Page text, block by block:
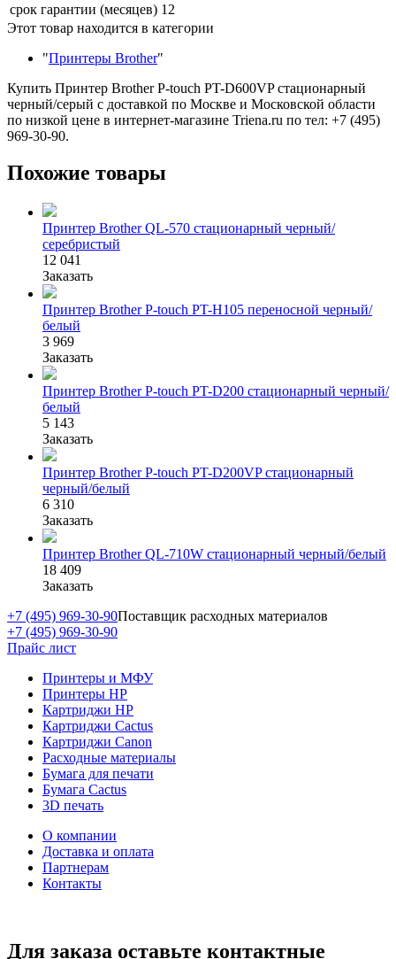
срок гарантии (месяцев) 12
Этот товар находится в категории
"Принтеры Brother"
Купить Принтер Brother P-touch PT-D600VP стационарный
черный/серый с доставкой по Москве и Московской области
по низкой цене в интернет-магазине Triena.ru по тел: +7 (495)
969-30-90.
Похожие товары
Принтер Brother QL-570 стационарный черный/
серебристый
12 041
Заказать
Принтер Brother P-touch PT-H105 переносной черный/
белый
3 969
Заказать
Принтер Brother P-touch PT-D200 стационарный черный/
белый
5 143
Заказать
Принтер Brother P-touch PT-D200VP стационарный
черный/белый
6 310
Заказать
Принтер Brother QL-710W стационарный черный/белый
18 409
Заказать
+7 (495) 969-30-90Поставщик расходных материалов
+7 (495) 969-30-90
Прайс лист
Принтеры и МФУ
Принтеры HP
Картриджи HP
Картриджи Cactus
Картриджи Canon
Расходные материалы
Бумага для печати
Бумага Cactus
3D печать
О компании
Доставка и оплата
Партнерам
Контакты
Для заказа оставьте контактные